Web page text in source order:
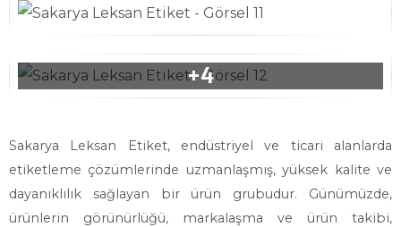
Sakarya Leksan Etiket, endüstriyel ve ticari alanlarda
etiketleme çözümlerinde uzmanlaşmış, yüksek kalite ve
dayanıklılık sağlayan bir ürün grubudur. Günümüzde,
ürünlerin görünürlüğü, markalaşma ve ürün takibi,